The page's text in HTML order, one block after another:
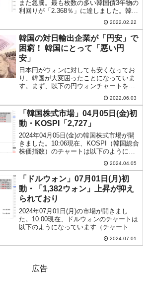
また急騰。最も枚数の多い韓国債3年物の
利回りが「2.368％」に達しました。韓国
債の利回りが上昇しているというのは、
人気がなく、売却されていることを示し
ています。以下が3年物の利回りチャート
です（...
2022.02.22
韓国の対日輸出企業が「円安」で
困窮！ 韓国にとって「悪い円
安」
日本円がウォンに対しても安くなってお
り、韓国が大変困ったことになっていま
す。まず、以下の円ウォンチャートをご
『Investing.com』より引用／円ウォンの
直物はないのでクロス円です：日足）。
ご覧のとおり、円ウォンの...
2022.06.03
「韓国株式市場」04月05日(金)初
動・KOSPI「2,727」
2024年04月05日(金)の韓国株式市場が開
きました。10:06現在、KOSPI（韓国総合
株価指数）のチャートは以下のようにな
『Investing.com』より引用）。投資家別
売買動向は以下です。⇒データ引用元：
『f...
2024.04.05
「ドルウォン」07月01日(月)初
動・「1,382ウォン」上昇が抑え
られており
2024年07月01日(月)の市場が開きまし
た。10:00現在、ドルウォンのチャートは
以下のようになっています（チャートは
『Investing.com』より引用）。下げ始ま
りで陽線。「1ドル＝1,400ウォン」まで
2024.07.01
広告